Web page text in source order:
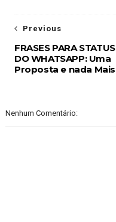
Previous
FRASES PARA STATUS
DO WHATSAPP: Uma
Proposta e nada Mais
Nenhum Comentário: